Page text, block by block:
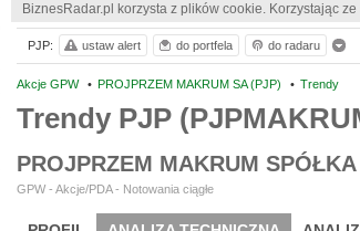
BiznesRadar.pl korzysta z plików cookie. Korzystając
Akcje GPW • PROJPRZEM MAKRUM SA (PJP) • Trendy
Trendy PJP
PROJPRZEM MAKRUM
GPW - Akcje/PDA - Notowania ciągłe
PJP: ustaw alert do portfela do radaru
331